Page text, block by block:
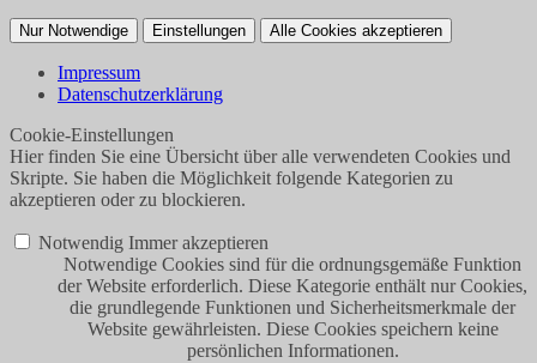
Nur Notwendige Einstellungen Alle Cookies akzeptieren
Impressum
Datenschutzerklärung
Cookie-Einstellungen
Hier finden Sie eine Übersicht über alle verwendeten Cookies und
Skripte. Sie haben die Möglichkeit folgende Kategorien zu
akzeptieren oder zu blockieren.
Notwendig Immer akzeptieren
Notwendige Cookies sind für die ordnungsgemäße Funktion
der Website erforderlich. Diese Kategorie enthält nur Cookies,
die grundlegende Funktionen und Sicherheitsmerkmale der
Website gewährleisten. Diese Cookies speichern keine
persönlichen Informationen.